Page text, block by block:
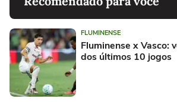
FLUMINENSE
Fluminense x Vasco:
dos últimos 10 jogos